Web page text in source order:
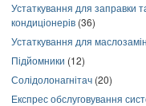
Устаткування для заправки
кондиціонерів (36)
Устаткування для
Підйомники (12)
Солідолонагнітач (20)
Експрес обслуговування